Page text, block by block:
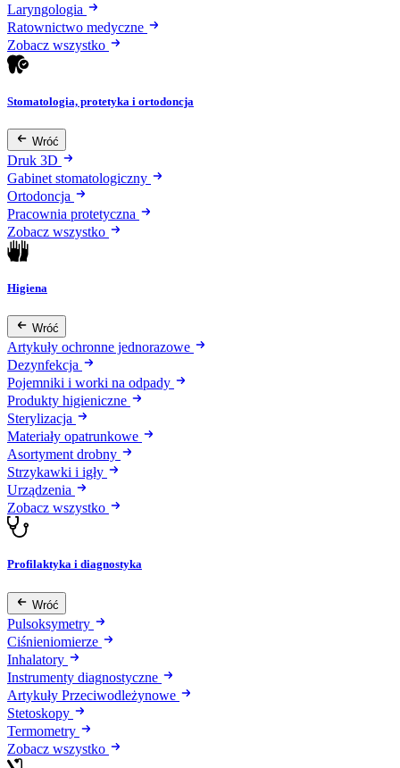
Laryngologia
Ratownictwo medyczne
Zobacz wszystko
Stomatologia, protetyka i ortodoncja
Wróć
Druk 3D
Gabinet stomatologiczny
Ortodoncja
Pracownia protetyczna
Zobacz wszystko
Higiena
Wróć
Artykuły ochronne jednorazowe
Dezynfekcja
Pojemniki i worki na odpady
Produkty higieniczne
Sterylizacja
Materiały opatrunkowe
Asortyment drobny
Strzykawki i igły
Urządzenia
Zobacz wszystko
Profilaktyka i diagnostyka
Wróć
Pulsoksymetry
Ciśnieniomierze
Inhalatory
Instrumenty diagnostyczne
Artykuły Przeciwodleżynowe
Stetoskopy
Termometry
Zobacz wszystko